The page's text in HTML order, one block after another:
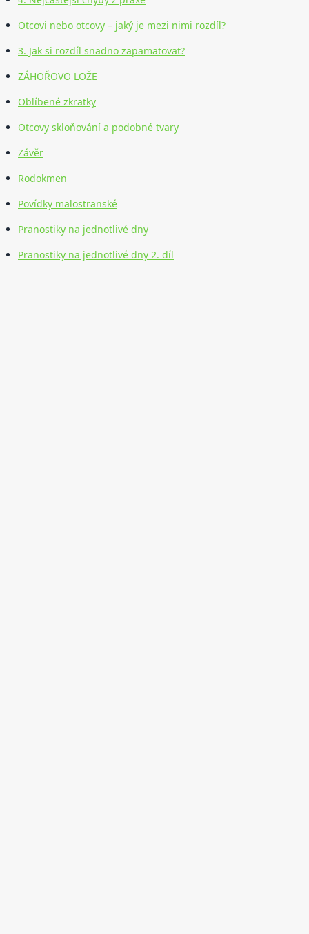
Otcovi nebo otcovy – jaký je mezi nimi rozdíl?
3. Jak si rozdíl snadno zapamatovat?
ZÁHOŘOVO LOŽE
Oblíbené zkratky
Otcovy skloňování a podobné tvary
Závěr
Rodokmen
Povídky malostranské
Pranostiky na jednotlivé dny
Pranostiky na jednotlivé dny 2. díl